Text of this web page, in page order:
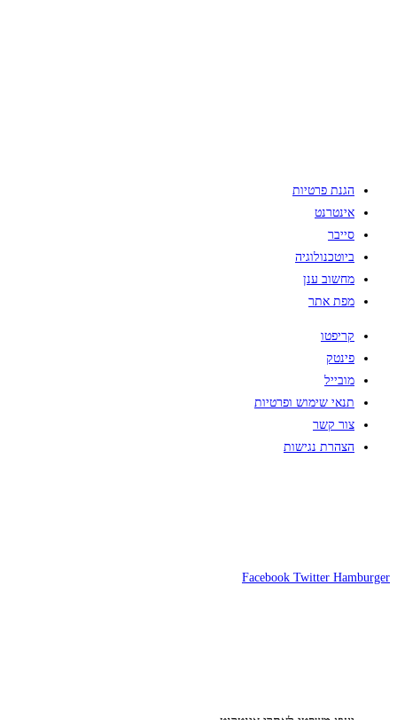
הגנת פרטיות
אינטרנט
סייבר
ביוטכנולוגיה
מחשוב ענן
מפת אתר
קריפטו
פינטק
מובייל
תנאי שימוש ופרטיות
צור קשר
הצהרת נגישות
Facebook Twitter Hamburger